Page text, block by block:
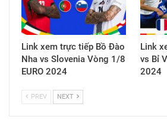
Link xem trực tiếp Bồ Đào
Nha vs Slovenia Vòng 1/8
EURO 2024
Link
vs Bỉ
2024
PREV NEXT